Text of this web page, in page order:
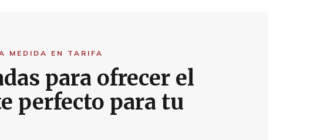
MEDIDA EN TARIFA
para ofrecer el
perfecto para tu